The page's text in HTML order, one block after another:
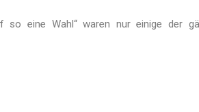
so eine Wahl“ waren nur einige der